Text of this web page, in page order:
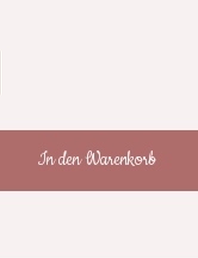
In den Warenkorb